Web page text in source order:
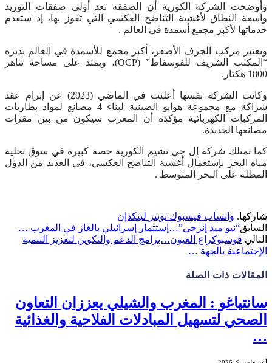
وأوضحت الشركة الكورية أن الصفقة تعد أولى صفقات التوريد
واسعة النطاق لأغشية التناضح العكسي التي تفوز بها، إذ ستقدم
خدماتها لأكبر مجمع أسمدة في العالم .
ويعتبر مركب الجرف الأصفر، أكبر مجمع للأسمدة في العالم يديره
“المكتب الشريف للفوسفاط” (OCP)، ويمتد على مساحة تناهز
1800 هكتار.
وكانت الشركة نفسها أعلنت في الماضي (2023) عن إبرام عقد
شراكة مع مجموعة هوايو الصينية لبناء 4 مصانع لمواد بطاريات
المركبات الكهربائية مؤكدة أن المغرب سيكون من بين مقرات
مصانعها الجديدة.
كما تمتلك شركة إل جي تشيم الكورية حصة كبيرة في سوق تحلية
مياه البحر بإستعمال أغشية التناضح العكسي، في العديد من الدول
المطلة على البحر المتوسط .
شاركها. واتساب فيسبوك تويتر لينكدإن
السابق“نيو ميد إنرجي”…إسثتمار إسرائيلي بالغاز في المغرب …
التالي فوسبوكراع العيون…برامج الدعم والتكوين لتعزيز التنمية
الإجتماعية بالجهة …
المقالات ذات الصلة
سانتياغو : المغرب والشيلي يعززان التعاون
الصحي لتسهيل المبادلات الفلاحية والغذائية
…